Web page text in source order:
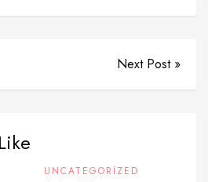
Next Post »
UNCATEGORIZED